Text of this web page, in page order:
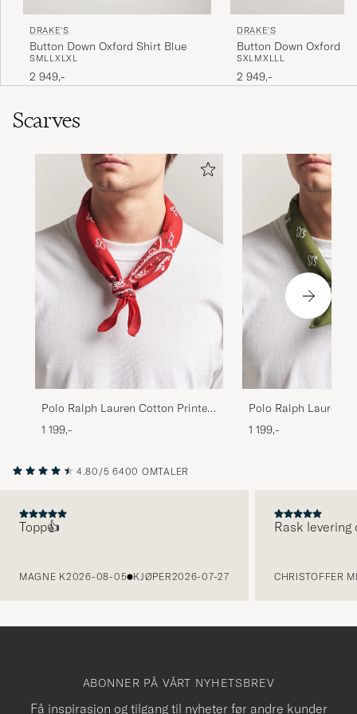
DRAKE'S
Button Down Oxford Shirt Blue
SMLLXLXL
2 949,-
DRAKE'S
Button Down Oxford
SXLMXLLL
2 949,-
Scarves
Polo Ralph Lauren Cotton Printed
Bandana Red/White
1 199,-
Polo Ralph Lauren
Bandana Supply
1 199,-
4.80/5 6400 OMTALER
Topp👍
MAGNE K2026-08-05 KJØPER2026-07-27
Rask
CHRISTOFFER
ABONNER PÅ VÅRT NYHETSBREV
Få inspirasjon og tilgang til nyheter før andre kunder